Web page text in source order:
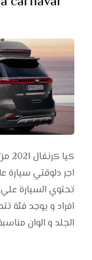
اجر دلوقتي سيارة
الجلد و الوان